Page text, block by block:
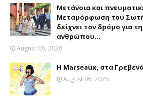
Μετάνοια και
Μεταμόρφωση του
δείχνει τον δρόμο για
ανθρώπου...
August 06, 2026
Η Marseaux, στα
August 06, 2026